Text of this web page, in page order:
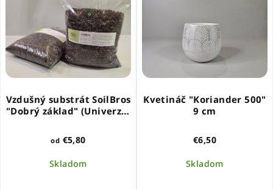
Vzdušný substrát SoilBros
"Dobrý základ" (Univerzal
od €5,80
Skladom
Kvetináč "Koriander 500"
9 cm
€6,50
Skladom